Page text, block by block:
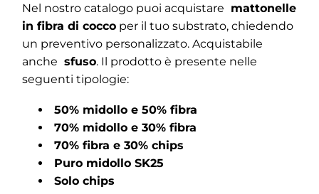
Nel nostro catalogo puoi acquistare mattonelle
in fibra di cocco per il tuo substrato, chiedendo
un preventivo personalizzato. Acquistabile
anche sfuso. Il prodotto è presente nelle
seguenti tipologie:
50% midollo e 50% fibra
70% midollo e 30% fibra
70% fibra e 30% chips
Puro midollo SK25
Solo chips